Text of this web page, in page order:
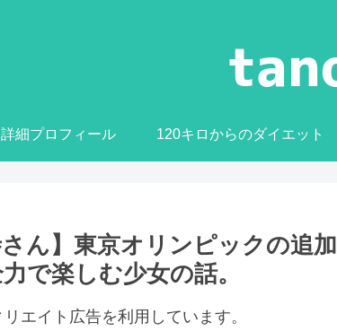
詳細プロフィール 120キロからのダイエット
さん】東京オリンピックの追
で楽しむ少女の話。
エイト広告を利用しています。